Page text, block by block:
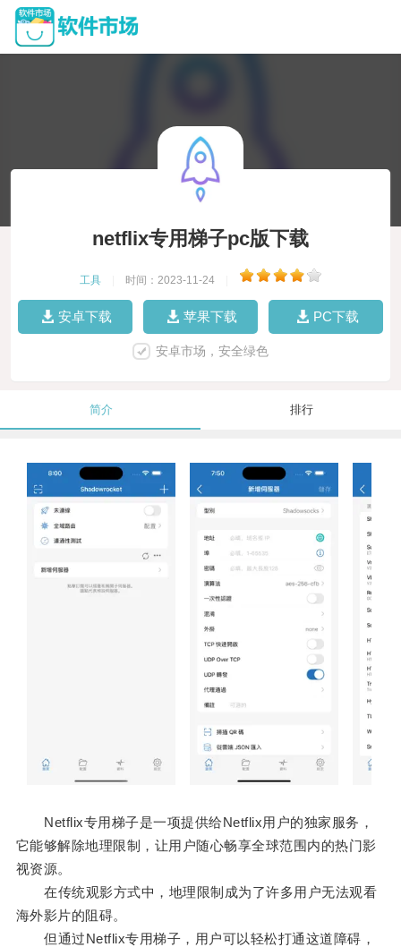
netflix专用梯子pc版下载
工具 时间：2023-11-24
安卓下载 苹果下载 PC下载
安卓市场，安全绿色
简介 排行
Netflix专用梯子是一项提供给Netflix用户的独家服务，
它能够解除地理限制，让用户随心畅享全球范围内的热门影
视资源。
在传统观影方式中，地理限制成为了许多用户无法观看
海外影片的阻碍。
但通过Netflix专用梯子，用户可以轻松打通这道障碍，